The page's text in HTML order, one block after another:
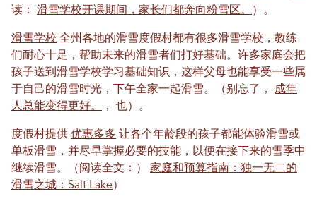
读： 滑雪学校开课期间，家长们都奔向粉雪区。 ）。
滑雪学校 全州各地的滑雪度假村都有很多滑雪学校，教练
们耐心十足，帮助未来的滑雪者们打好基础。许多家庭会把
孩子送到滑雪学校学习基础知识，这样父母也能享受一些属
于自己的滑雪时光，下午全家一起滑雪。（别忘了， 成年
人总能变得更好。
， 也）。
度假村提供 优惠多多 让各个年龄段的孩子都能体验滑雪或
单板滑雪，并尽早掌握必要的技能，以便在接下来的雪季中
继续滑雪。（阅读全文：） 家庭和预算指南：独一无二的
滑雪之城：Salt Lake ）